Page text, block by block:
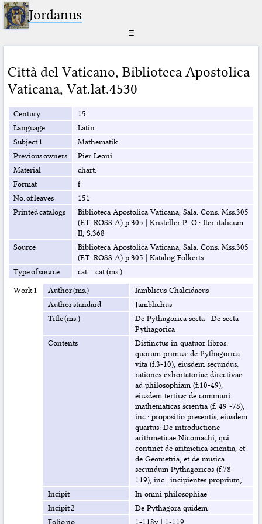
Jordanus
☰
Città del Vaticano, Biblioteca Apostolica
Vaticana, Vat.lat.4530
Century
15
Language
Latin
Subject 1
Mathematik
Previous owners
Pier Leoni
Material
chart.
Format
f
No. of leaves
151
Printed catalogs
Biblioteca Apostolica Vaticana, Sala. Cons. Mss.305
(ET. ROSS A) p.305 | Kristeller P. O.: Iter italicum
II, S.368
Source
Biblioteca Apostolica Vaticana, Sala. Cons. Mss.305
(ET. ROSS A) p.305 | Katalog Folkerts
Type of source
cat.| cat.(ms.)
Work 1
Author (ms.)
Iamblicus Chalcidaeus
Author standard
Jamblichus
Title (ms.)
De Pythagorica secta| De secta
Pythagorica
Contents
Distinctus in quatuor libros:
quorum primus: de Pythagorica
vita (f.3-10), eiusdem secundus:
rationes exhortatoriae directivae
ad philosophiam (f.10-49),
eiusdem tertius: de communi
mathematicas scientia (f. 49 -78),
inc.: propositio presentis, eiusdem
quartus: De introductione
arithmeticae Nicomachi, qui
continet de aritmetica scientia, et
de Geometria, et de musica
secundum Pythagoricos (f.78-
119), inc.: incipientes proprium;
Incipit
In omni philosophiae
Incipit 2
De Pythagora quidem
Folio no.
1-118v| 1-119